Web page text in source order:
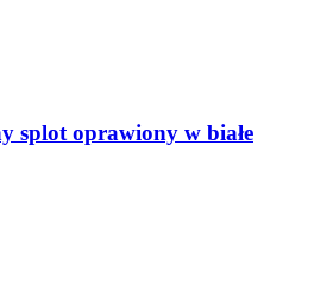
splot oprawiony w białe